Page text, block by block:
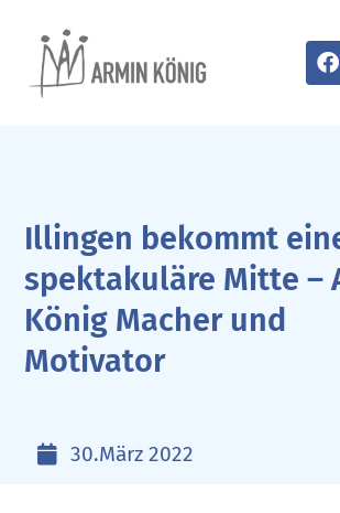
Illingen bekommt
spektakuläre Mitte –
König Macher und
Motivator
30.März 2022